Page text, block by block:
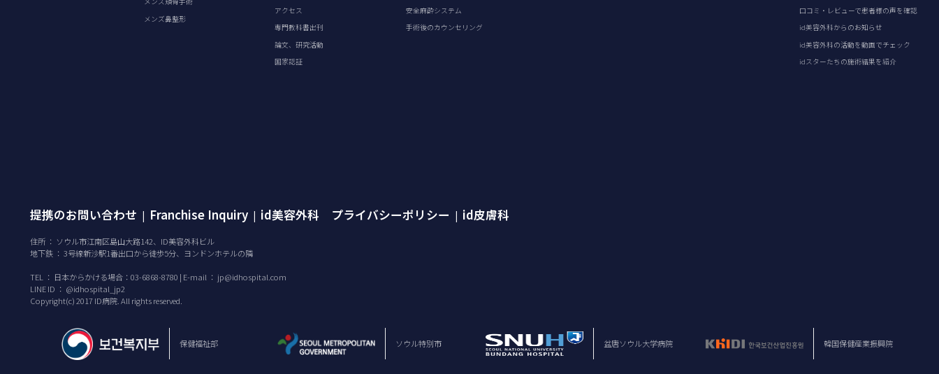
メンズ鼻整形
アクセス
専門教科書出刊
論文、研究活動
国家認証
安全麻酔システム
手術後のカウンセリング
口コミ・レビューで患者様の声を確認
id美容外科からのお知らせ
id美容外科の活動を動画でチェック
idスターたちの施術結果を紹介
提携のお問い合わせ | Franchise Inquiry | id美容外科 プライバシーポリシー | id皮膚科
住所 ： ソウル市江南区島山大路142、ID美容外科ビル
地下鉄 ： 3号線新沙駅1番出口から徒歩5分、ヨンドンホテルの隣
TEL ： 日本からかける場合：03-6868-8780 | E-mail ： jp@idhospital.com
LINE ID ： @idhospital_jp2
Copyright(c) 2017 ID病院. All rights reserved.
保健福祉部 ソウル特別市 盆唐ソウル大学病院 韓国保健産業振興院